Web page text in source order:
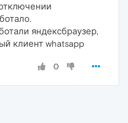
яндексбраузер,
клиент whatsapp
0